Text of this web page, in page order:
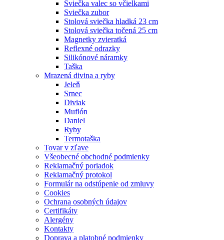
Sviečka valec so včielkami
Sviečka zubor
Stolová sviečka hladká 23 cm
Stolová sviečka točená 25 cm
Magnetky zvieratká
Reflexné odrazky
Silikónové náramky
Taška
Mrazená divina a ryby
Jeleň
Srnec
Diviak
Muflón
Daniel
Ryby
Termotaška
Tovar v zľave
Všeobecné obchodné podmienky
Reklamačný poriadok
Reklamačný protokol
Formulár na odstúpenie od zmluvy
Cookies
Ochrana osobných údajov
Certifikáty
Alergény
Kontakty
Doprava a platobné podmienky